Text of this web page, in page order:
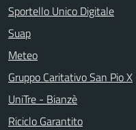
Sportello Unico Digitale
Suap
Meteo
Gruppo Caritativo San Pio X
UniTre - Bianzè
Riciclo Garantito